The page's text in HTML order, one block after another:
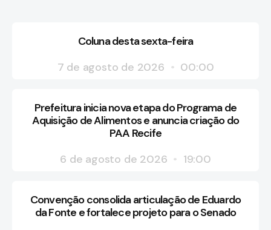
Coluna desta sexta-feira
7 de agosto de 2026
00:00
Prefeitura inicia nova etapa do Programa de
Aquisição de Alimentos e anuncia criação do
PAA Recife
6 de agosto de 2026
19:00
Convenção consolida articulação de Eduardo
da Fonte e fortalece projeto para o Senado